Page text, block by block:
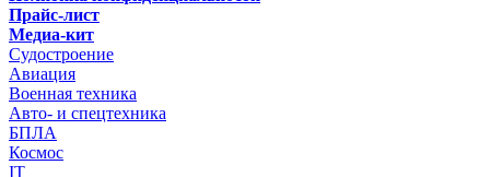
Прайс-лист
Медиа-кит
Судостроение
Авиация
Военная техника
Авто- и спецтехника
БПЛА
Космос
IT